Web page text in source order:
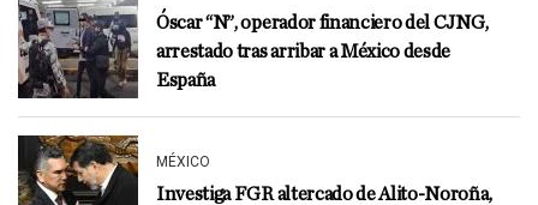
Óscar “N”, operador financiero del CJNG,
arrestado tras arribar a México desde
España
MÉXICO
Investiga FGR altercado de Alito-Noroña,